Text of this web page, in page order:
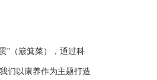
”（簸箕菜），通过科
们以康养作为主题打造